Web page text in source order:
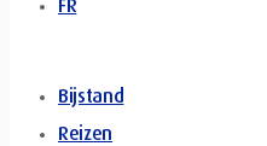
FR
Bijstand
Reizen